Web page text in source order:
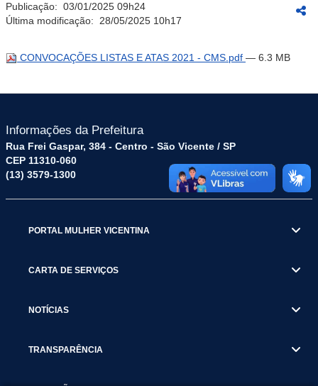
Publicação: 03/01/2025 09h24
Última modificação: 28/05/2025 10h17
CONVOCAÇÕES LISTAS E ATAS 2021 - CMS.pdf — 6.3 MB
Informações da Prefeitura
Rua Frei Gaspar, 384 - Centro - São Vicente / SP
CEP 11310-060
(13) 3579-1300
PORTAL MULHER VICENTINA
CARTA DE SERVIÇOS
NOTÍCIAS
TRANSPARÊNCIA